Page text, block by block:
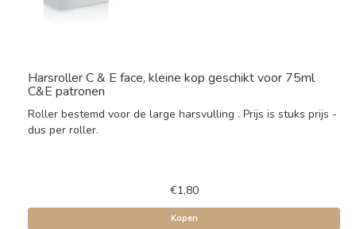
Harsroller C & E face, kleine kop geschikt voor 75ml
C&E patronen
Roller bestemd voor de large harsvulling . Prijs is stuks prijs -
dus per roller.
€1,80
Kopen